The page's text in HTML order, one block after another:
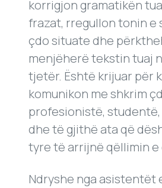
korrigjon gramatikën
frazat, rregullon tonin e
çdo situate dhe
menjëherë tekstin tuaj
tjetër. Është krijuar për
komunikon me shkrim
profesionistë,
dhe të gjithë ata që
tyre të arrijnë qëllimin e
Ndryshe nga asistentët